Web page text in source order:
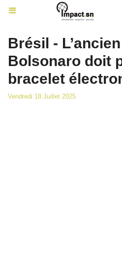
Brésil -
Bolsonaro doit
bracelet
Vendredi 18 Juillet 2025